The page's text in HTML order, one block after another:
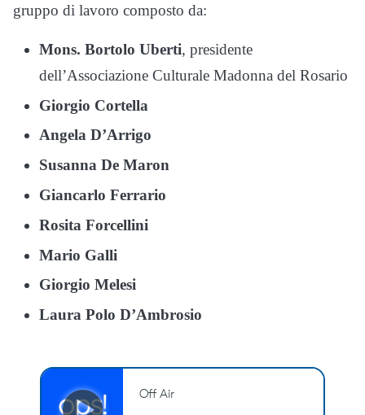
gruppo di lavoro composto da:
Mons. Bortolo Uberti, presidente
dell’Associazione Culturale Madonna del Rosario
Giorgio Cortella
Angela D’Arrigo
Susanna De Maron
Giancarlo Ferrario
Rosita Forcellini
Mario Galli
Giorgio Melesi
Laura Polo D’Ambrosio